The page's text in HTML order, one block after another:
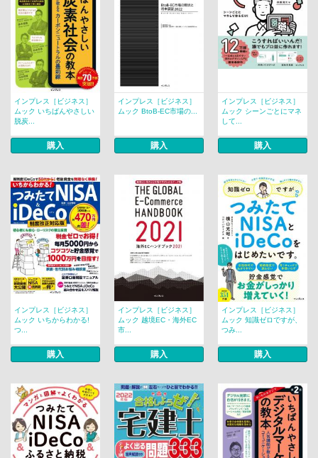
インプレス［ビジネス］
ムック いちばんやさしい
脱炭...
購入
インプレス［ビジネス］
ムック BtoB-EC市場の...
購入
インプレス［ビジネス］
ムック シーンごとにマネ
して...
購入
インプレス［ビジネス］
ムック いちからわかる!
つ...
購入
インプレス［ビジネス］
ムック 越境EC・海外EC
市...
購入
インプレス［ビジネス］
ムック 知識ゼロですが、
つみ...
購入